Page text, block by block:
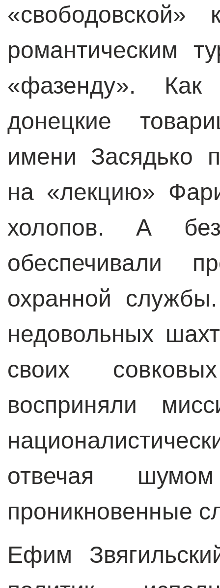
«свободовской»
романтическим
«фазенду». Как
донецкие
имени Засядько
на «лекцию»
холопов. А
обеспечивали
охранной
недовольных
своих
восприняли
отвечая
проникновенные
Ефим